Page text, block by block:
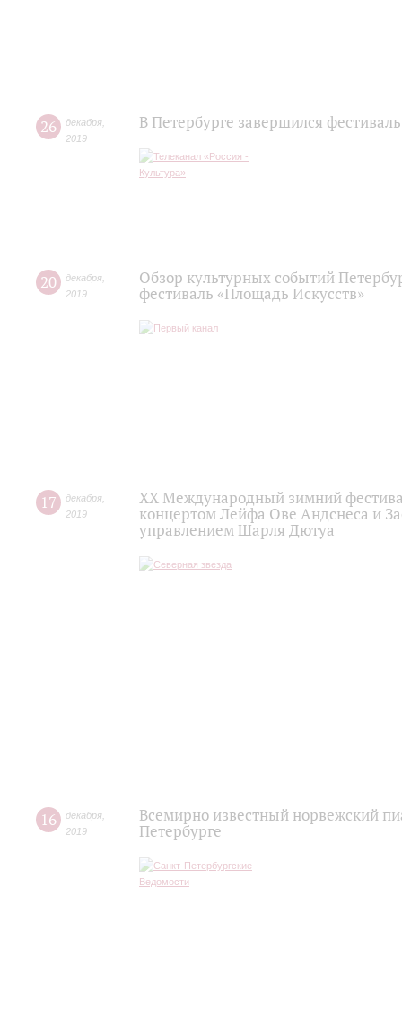
26 декабря
2019
В Петербурге завершился
20 декабря
2019
Обзор культурных событий
фестиваль «Площадь Искусств»
17 декабря
2019
XX Международный зимний
концертом Лейфа Ове Андснеса и
управлением Шарля Дютуа
16 декабря
2019
Всемирно известный норвежский
Петербурге